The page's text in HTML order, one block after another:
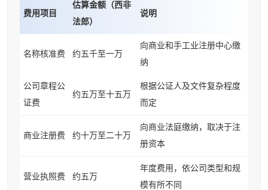
费用项目
估算金额（西非
法郎）
说明
名称核准费 约五千至一万
向商业和手工业注册中心缴
纳
公司章程公
证费
约五万至十五万
根据公证人及文件复杂程度
而定
商业注册费 约十万至二十万
向商业法庭缴纳，取决于注
册资本
营业执照费 约五万
年度费用，依公司类型和规
模有所不同